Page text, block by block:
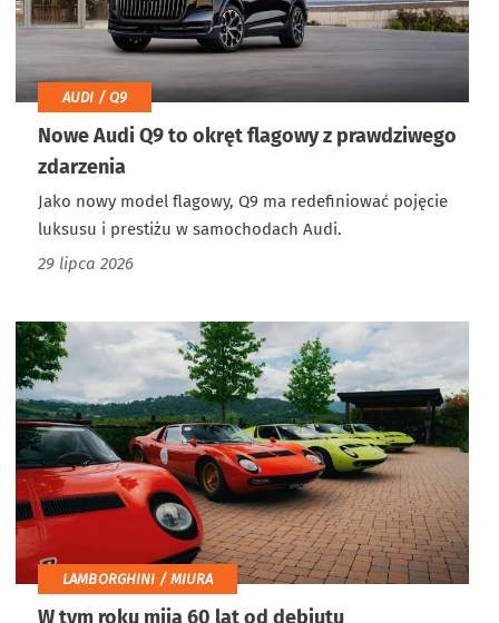
AUDI / Q9
Nowe Audi Q9 to okręt flagowy z prawdziwego
zdarzenia
Jako nowy model flagowy, Q9 ma redefiniować pojęcie
luksusu i prestiżu w samochodach Audi.
29 lipca 2026
LAMBORGHINI / MIURA
W tym roku mija 60 lat od debiutu